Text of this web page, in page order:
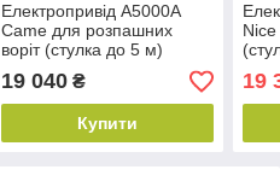
Електропривід A5000A
Came для розпашних
воріт (стулка до 5 м)
19 040₴
Купити
19